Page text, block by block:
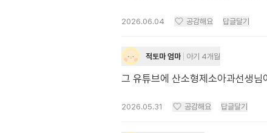
2026.06.04 공감해요 답글달기
적토마 엄마 아기 4개월
그 유튜브에 산소형제소아과선생
2026.05.31 공감해요 답글달기